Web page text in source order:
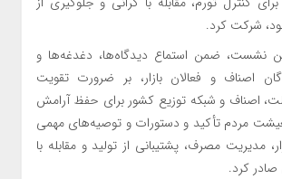
شرکت کرد.
نشست، ضمن استماع دیدگاه‌ها، دغدغه‌ها و
اصناف و فعالان بازار، بر ضرورت تقویت
اصناف و شبکه توزیع کشور برای حفظ آرامش
مردم تأکید و دستورات و توصیه‌های مهمی
مدیریت مصرف، پشتیبانی از تولید و مقابله با
صادر کرد.